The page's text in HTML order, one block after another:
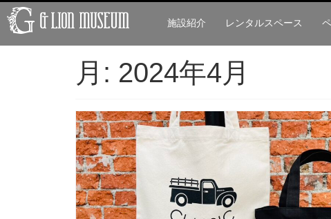
施設紹介 レンタルスペース
月: 2024年4月